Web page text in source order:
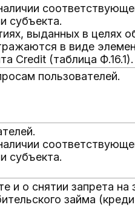
субъекта.
выданных в целях
в виде
Credit (таблица Ф.16.1).
пользователей.
субъекта.
и о снятии запрета на
займа